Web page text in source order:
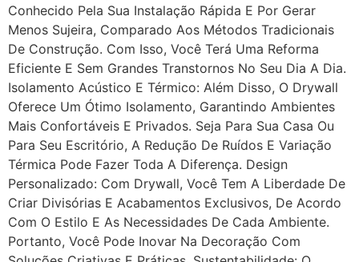
Conhecido Pela Sua Instalação Rápida E Por Gerar
Menos Sujeira, Comparado Aos Métodos Tradicionais
De Construção. Com Isso, Você Terá Uma Reforma
Eficiente E Sem Grandes Transtornos No Seu Dia A Dia.
Isolamento Acústico E Térmico: Além Disso, O Drywall
Oferece Um Ótimo Isolamento, Garantindo Ambientes
Mais Confortáveis E Privados. Seja Para Sua Casa Ou
Para Seu Escritório, A Redução De Ruídos E Variação
Térmica Pode Fazer Toda A Diferença. Design
Personalizado: Com Drywall, Você Tem A Liberdade De
Criar Divisórias E Acabamentos Exclusivos, De Acordo
Com O Estilo E As Necessidades De Cada Ambiente.
Portanto, Você Pode Inovar Na Decoração Com